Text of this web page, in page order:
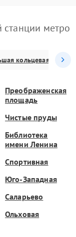
метро
кольцевая
Преображенская
площадь
Чистые пруды
Библиотека
имени Ленина
Спортивная
Юго-Западная
Саларьево
Ольховая